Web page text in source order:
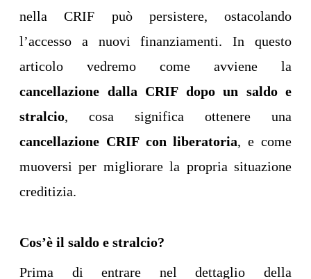
nella CRIF può persistere, ostacolando
l’accesso a nuovi finanziamenti. In questo
articolo vedremo come avviene la
cancellazione dalla CRIF dopo un saldo e
stralcio, cosa significa ottenere una
cancellazione CRIF con liberatoria, e come
muoversi per migliorare la propria situazione
creditizia.
Cos’è il saldo e stralcio?
Prima di entrare nel dettaglio della